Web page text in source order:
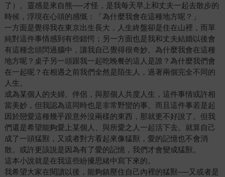
了）。靈感是來自熊──才怪，是我每天早上和丈夫一起去散步的
時候，浮現在心頭的感慨：「為什麼我會在這種地方呢？」
一方面是覺得我在東京出生長大，人生終盤卻是住在山裡，而單
純對這件事情感到有些錯愕；另一方面也是我和丈夫結婚以後會
有這種念頭閃過腦中，讓我自己覺得很奇妙。為什麼我會在這種
地方呢？桌子另一頭跟我一起吃晚餐的這人是誰？為什麼我們會
在一起呢？在相遇之前我們全然是陌生人，過著兩個完全不同的
人生。
成為某個人的夫婦、伴侶，與那個人共度人生，這件事情或許相
當美妙，但我認為這同時也是非常野蠻的事。而且這件事若是起
因於戀愛這種幾乎跟意外沒兩樣的東西，那就更不好說了。但我
們還是希望能夠愛上某個人、與所愛之人一起活下去。就算自己
成了一頭猛獸，又或者對方看起來像猛獸，愛的記憶也不會消
散。或許更該說是因為有了愛的記憶，我們才會變成猛獸。
這本小說就是在我這些紛擾思緒中寫下來的。
我希望大家在閱讀以後，能夠鎮壓住自己內裡的猛獸──又或者是